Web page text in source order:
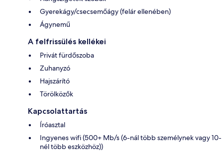
Gyerekágy/csecsemőágy (felár ellenében)
Ágynemű
A felfrissülés kellékei
Privát fürdőszoba
Zuhanyzó
Hajszárító
Törölközők
Kapcsolattartás
Íróasztal
Ingyenes wifi (500+ Mb/s (6-nál több személynek vagy 10-
nél több eszközhöz))